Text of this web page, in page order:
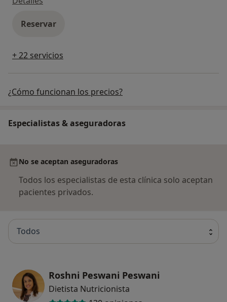
Reservar
+ 22 servicios
¿Cómo funcionan los precios?
Especialistas & aseguradoras
No se aceptan aseguradoras
Todos los especialistas de esta clínica solo aceptan
pacientes privados.
Todos
Roshni Peswani Peswani
Dietista Nutricionista